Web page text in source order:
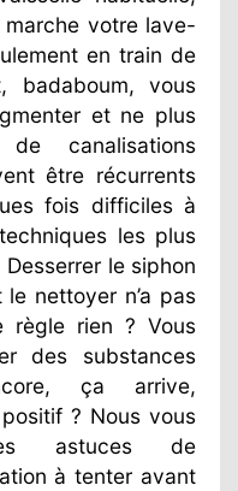
marche votre lave-
en train de
badaboum, vous
et ne plus
canalisations
être récurrents
fois difficiles à
les plus
le siphon
le nettoyer n’a pas
règle rien ? Vous
des substances
ça arrive,
? Nous vous
astuces de
à tenter avant